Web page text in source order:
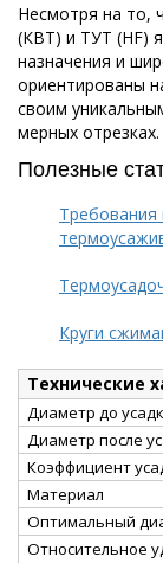
Несмотря на то,
(КВТ) и ТУТ (HF)
назначения и
ориентированы
своим
мерных отрезках.
Полезные
Требования
Круги
Технические
Диаметр до
Диаметр после
Коэффициент
Материал
Оптимальный
Относительное